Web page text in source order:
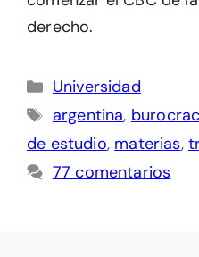
derecho.
Categorías
Universidad
Etiquetas
argentina,
de estudio, materias,
77 comentarios